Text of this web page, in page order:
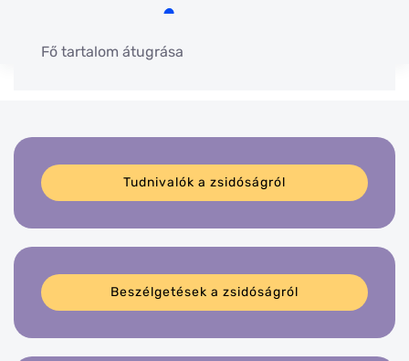
Fő tartalom átugrása
Tudnivalók a zsidóságról
Beszélgetések a zsidóságról